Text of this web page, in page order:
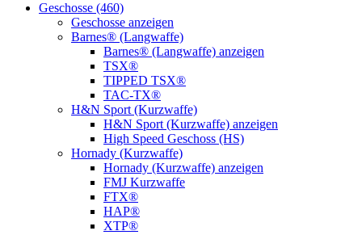
Geschosse (460)
Geschosse anzeigen
Barnes® (Langwaffe)
Barnes® (Langwaffe) anzeigen
TSX®
TIPPED TSX®
TAC-TX®
H&N Sport (Kurzwaffe)
H&N Sport (Kurzwaffe) anzeigen
High Speed Geschoss (HS)
Hornady (Kurzwaffe)
Hornady (Kurzwaffe) anzeigen
FMJ Kurzwaffe
FTX®
HAP®
XTP®